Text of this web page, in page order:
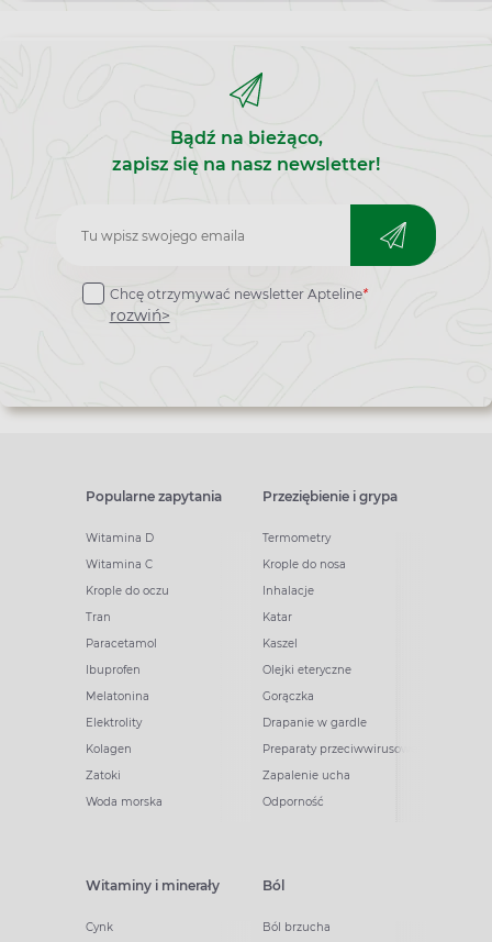
Bądź na bieżąco,
zapisz się na nasz newsletter!
Zapisz
do
newslettera
Chcę otrzymywać newsletter Apteline*
rozwiń>
Popularne zapytania
Witamina D
Witamina C
Krople do oczu
Tran
Paracetamol
Ibuprofen
Melatonina
Elektrolity
Kolagen
Zatoki
Woda morska
Przeziębienie i grypa
Termometry
Krople do nosa
Inhalacje
Katar
Kaszel
Olejki eteryczne
Gorączka
Drapanie w gardle
Preparaty przeciwwirusowe
Zapalenie ucha
Odporność
Witaminy i minerały
Cynk
Ból
Ból brzucha